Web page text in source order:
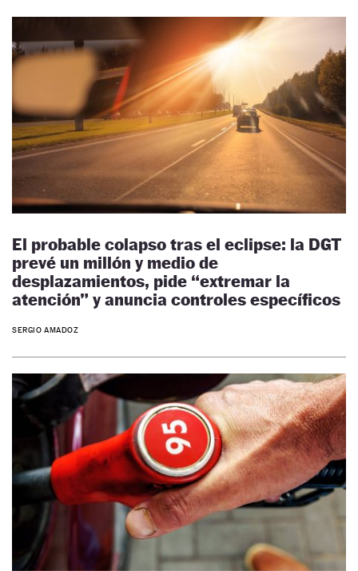
El probable colapso tras el eclipse: la DGT
prevé un millón y medio de
desplazamientos, pide “extremar la
atención” y anuncia controles específicos
SERGIO AMADOZ